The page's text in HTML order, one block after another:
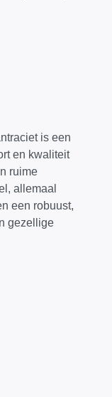
is een
en kwaliteit
ruime
allemaal
een robuust,
gezellige